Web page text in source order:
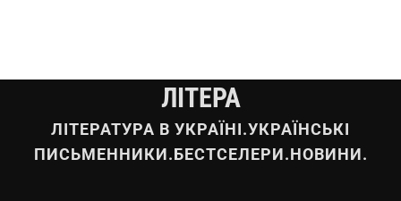
ЛІТЕРА
ЛІТЕРАТУРА В УКРАЇНІ.УКРАЇНСЬКІ
ПИСЬМЕННИКИ.БЕСТСЕЛЕРИ.НОВИНИ.